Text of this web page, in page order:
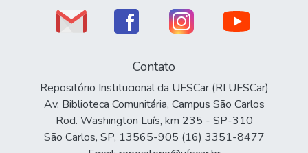
Contato
Repositório Institucional da UFSCar (RI UFSCar)
Av. Biblioteca Comunitária, Campus São Carlos
Rod. Washington Luís, km 235 - SP-310
São Carlos, SP, 13565-905 (16) 3351-8477